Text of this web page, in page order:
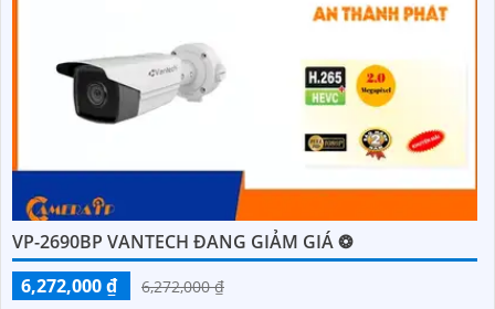
VP-2690BP VANTECH ĐANG GIẢM GIÁ ❂
6,272,000 ₫
6,272,000 ₫